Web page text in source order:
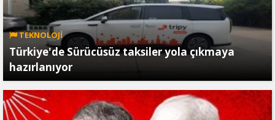
TEKNOLOJİ
Türkiye'de Sürücüsüz taksiler yola çıkmaya
hazırlanıyor